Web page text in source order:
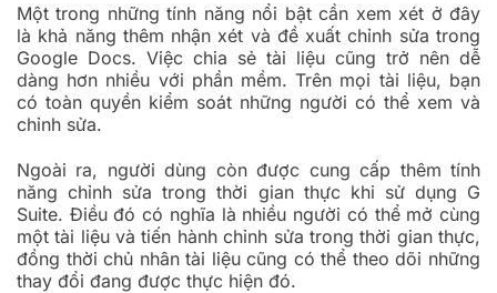
Một trong những tính năng nổi bật cần xem xét ở đây
là khả năng thêm nhận xét và đề xuất chỉnh sửa trong
Google Docs. Việc chia sẻ tài liệu cũng trở nên dễ
dàng hơn nhiều với phần mềm. Trên mọi tài liệu, bạn
có toàn quyền kiểm soát những người có thể xem và
chỉnh sửa.
Ngoài ra, người dùng còn được cung cấp thêm tính
năng chỉnh sửa trong thời gian thực khi sử dụng G
Suite. Điều đó có nghĩa là nhiều người có thể mở cùng
một tài liệu và tiến hành chỉnh sửa trong thời gian thực,
đồng thời chủ nhân tài liệu cũng có thể theo dõi những
thay đổi đang được thực hiện đó.